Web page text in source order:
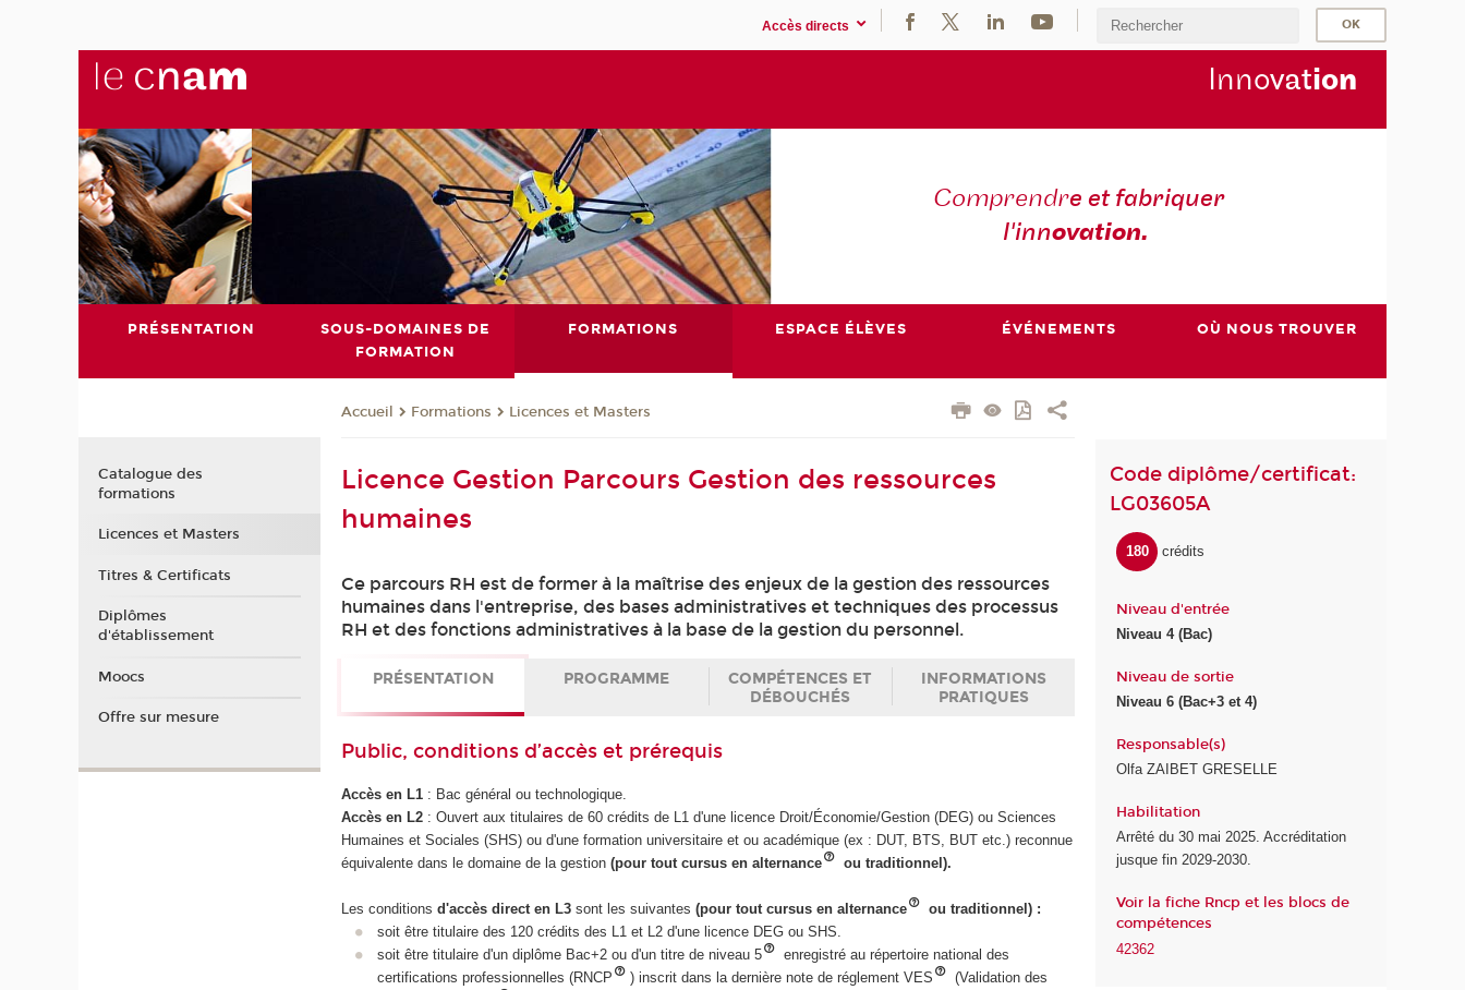
Accès directs
Innovation
Comprendre et fabriquer
l'innovation.
PRÉSENTATION
SOUS-DOMAINES DE
FORMATION
FORMATIONS ESPACE ÉLÈVES ÉVÉNEMENTS OÙ NOUS TROUVER
Accueil Formations Licences et Masters
Licence Gestion Parcours Gestion des ressources
humaines
Ce parcours RH est de former à la maîtrise des enjeux de la gestion des ressources
humaines dans l'entreprise, des bases administratives et techniques des processus
RH et des fonctions administratives à la base de la gestion du personnel.
PRÉSENTATION PROGRAMME
COMPÉTENCES ET
DÉBOUCHÉS
INFORMATIONS
PRATIQUES
Public, conditions d’accès et prérequis
Accès en L1 : Bac général ou technologique.
Accès en L2 : Ouvert aux titulaires de 60 crédits de L1 d'une licence Droit/Économie/Gestion (DEG) ou Sciences
Humaines et Sociales (SHS) ou d'une formation universitaire et ou académique (ex : DUT, BTS, BUT etc.) reconnue
équivalente dans le domaine de la gestion(pour tout cursus en alternance ou traditionnel).
Les conditionsd'accès direct en L3sont les suivantes(pour tout cursus en alternance
ou traditionnel) :
soit être titulaire des 120 crédits des L1 et L2 d'une licence DEG ou SHS.
soit être titulaire d'un diplôme Bac+2 ou d'un titre de niveau 5
enregistré au répertoire national des
certifications professionnelles (RNCP
) inscrit dans la dernière note de réglement VES
(Validation des
Code diplôme/certificat:
LG03605A
180 crédits
Niveau d'entrée
Niveau 4 (Bac)
Niveau de sortie
Niveau 6 (Bac+3 et 4)
Responsable(s)
Olfa ZAIBET GRESELLE
Habilitation
Arrêté du 30 mai 2025. Accréditation
jusque fin 2029-2030.
Voir la fiche Rncp et les blocs de
compétences
42362
Catalogue des
formations
Licences et Masters
Titres & Certificats
Diplômes
d'établissement
Moocs
Offre sur mesure